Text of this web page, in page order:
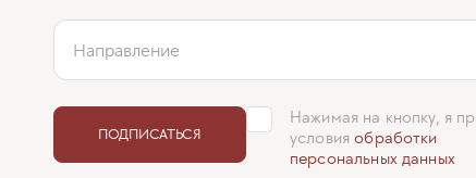
Направление
Нажимая на кнопку, я
условияобработки
персональных данных
ПОДПИСАТЬСЯ